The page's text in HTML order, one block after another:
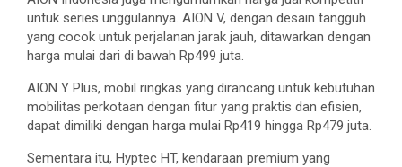
untuk series unggulannya. AION V, dengan desain tangguh
yang cocok untuk perjalanan jarak jauh, ditawarkan dengan
harga mulai dari di bawah Rp499 juta.
AION Y Plus, mobil ringkas yang dirancang untuk kebutuhan
mobilitas perkotaan dengan fitur yang praktis dan efisien,
dapat dimiliki dengan harga mulai Rp419 hingga Rp479 juta.
Sementara itu, Hyptec HT, kendaraan premium yang